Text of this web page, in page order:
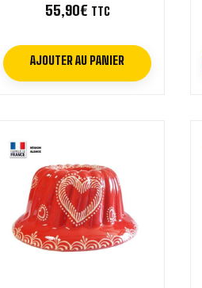
55,90€ TTC
AJOUTER AU PANIER